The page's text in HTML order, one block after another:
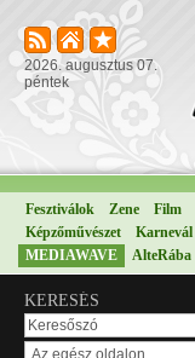
2026. augusztus 07.
péntek
Fesztiválok Zene Film
Képzőművészet
Karnevál
MEDIAWAVE
AlteRába
KERESÉS